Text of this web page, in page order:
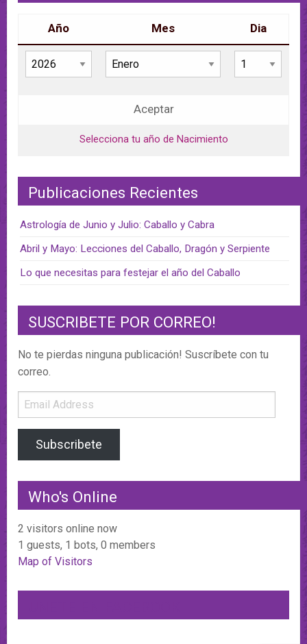
Año Mes Dia
Aceptar
Selecciona tu año de Nacimiento
Publicaciones Recientes
Astrología de Junio y Julio: Caballo y Cabra
Abril y Mayo: Lecciones del Caballo, Dragón y Serpiente
Lo que necesitas para festejar el año del Caballo
SUSCRIBETE POR CORREO!
No te pierdas ninguna publicación! Suscríbete con tu
correo.
Email
Address
Subscribete
Who's Online
2 visitors online now
1 guests, 1 bots, 0 members
Map of Visitors